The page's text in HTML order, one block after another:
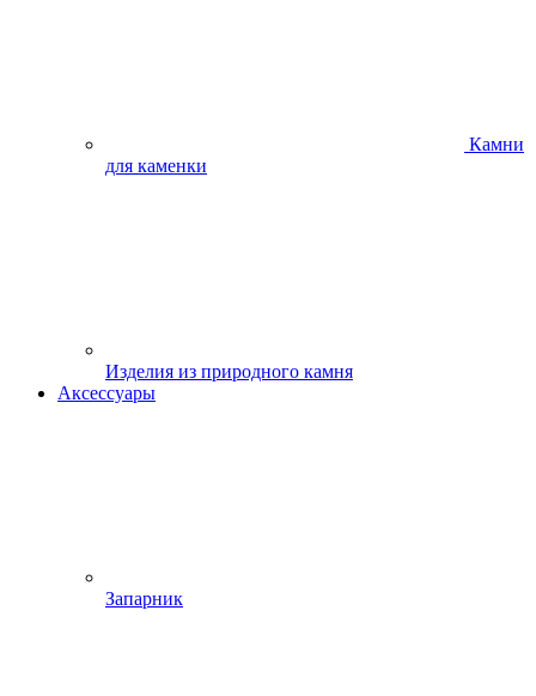
Камни
для каменки
Изделия из природного камня
Аксессуары
Запарник